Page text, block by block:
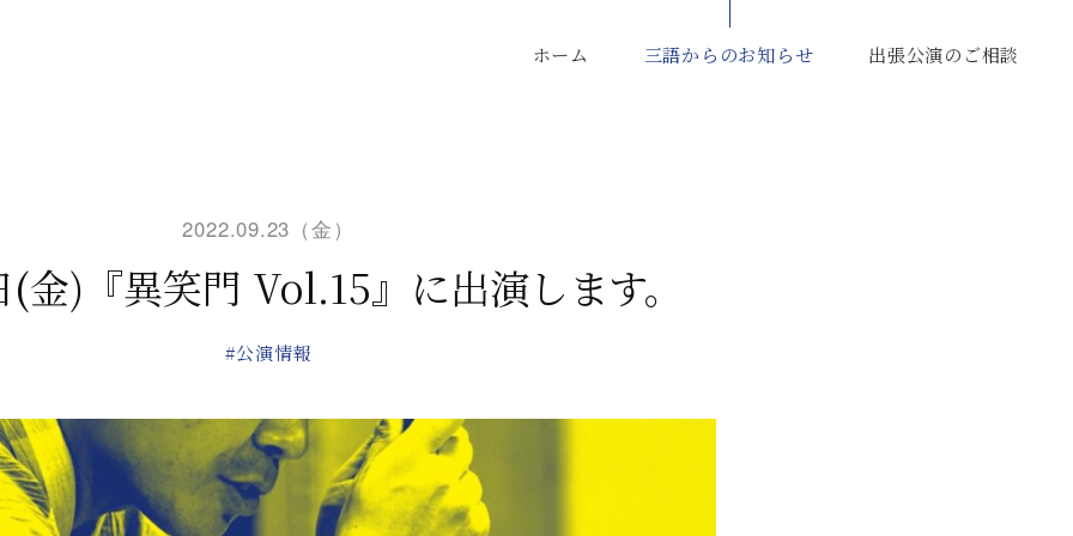
ホーム 三語からのお知らせ 出張公演のご相談
2022.09.23（金）
金)『異笑門 Vol.15』に出演します。
#公演情報